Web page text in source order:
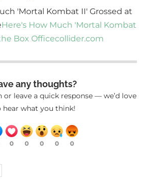
'Mortal Kombat II' Grossed at
Here's How Much 'Mortal Kombat
Box Officecollider.com
any thoughts?
leave a quick response — we’d love
hear what you think!
0 0 0 0 0